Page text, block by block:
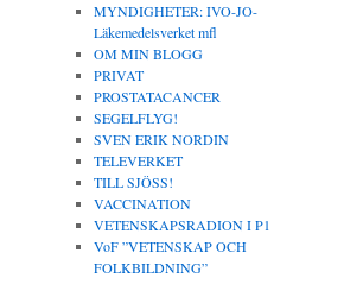
MYNDIGHETER: IVO-JO-
Läkemedelsverket mfl
OM MIN BLOGG
PRIVAT
PROSTATACANCER
SEGELFLYG!
SVEN ERIK NORDIN
TELEVERKET
TILL SJÖSS!
VACCINATION
VETENSKAPSRADION I P1
VoF ”VETENSKAP OCH
FOLKBILDNING”